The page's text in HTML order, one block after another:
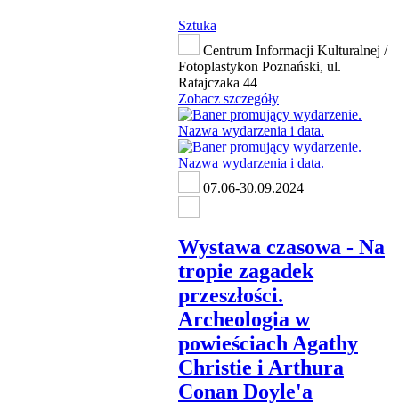
Sztuka
Centrum Informacji Kulturalnej /
Fotoplastykon Poznański, ul.
Ratajczaka 44
Zobacz szczegóły
07.06-30.09.2024
Wystawa czasowa - Na
tropie zagadek
przeszłości.
Archeologia w
powieściach Agathy
Christie i Arthura
Conan Doyle'a